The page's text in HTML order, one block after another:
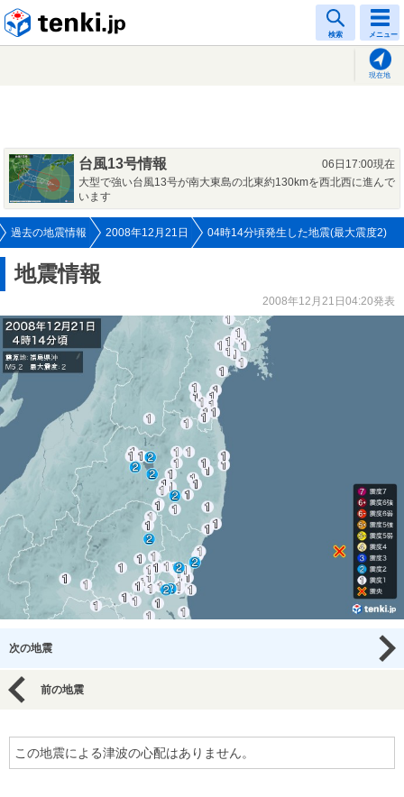
検索 メニュー
現在地
台風13号情報
06日17:00現在
大型で強い台風13号が南大東島の北東約130kmを西北西に進んで
います
過去の地震情報 2008年12月21日 04時14分頃発生した地震(最大震度2)
地震情報
2008年12月21日04:20発表
次の地震
前の地震
この地震による津波の心配はありません。